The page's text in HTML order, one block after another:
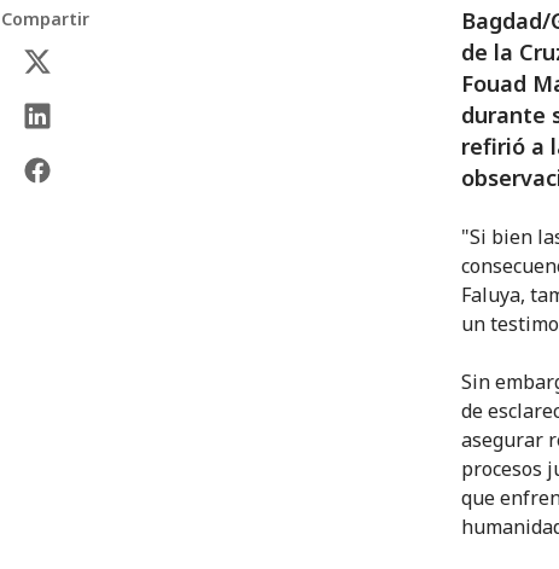
Compartir
Bagdad/
de la
Fouad
durante
refirió a
"Si bien
Faluya,
un
Sin
de
asegurar
procesos
que